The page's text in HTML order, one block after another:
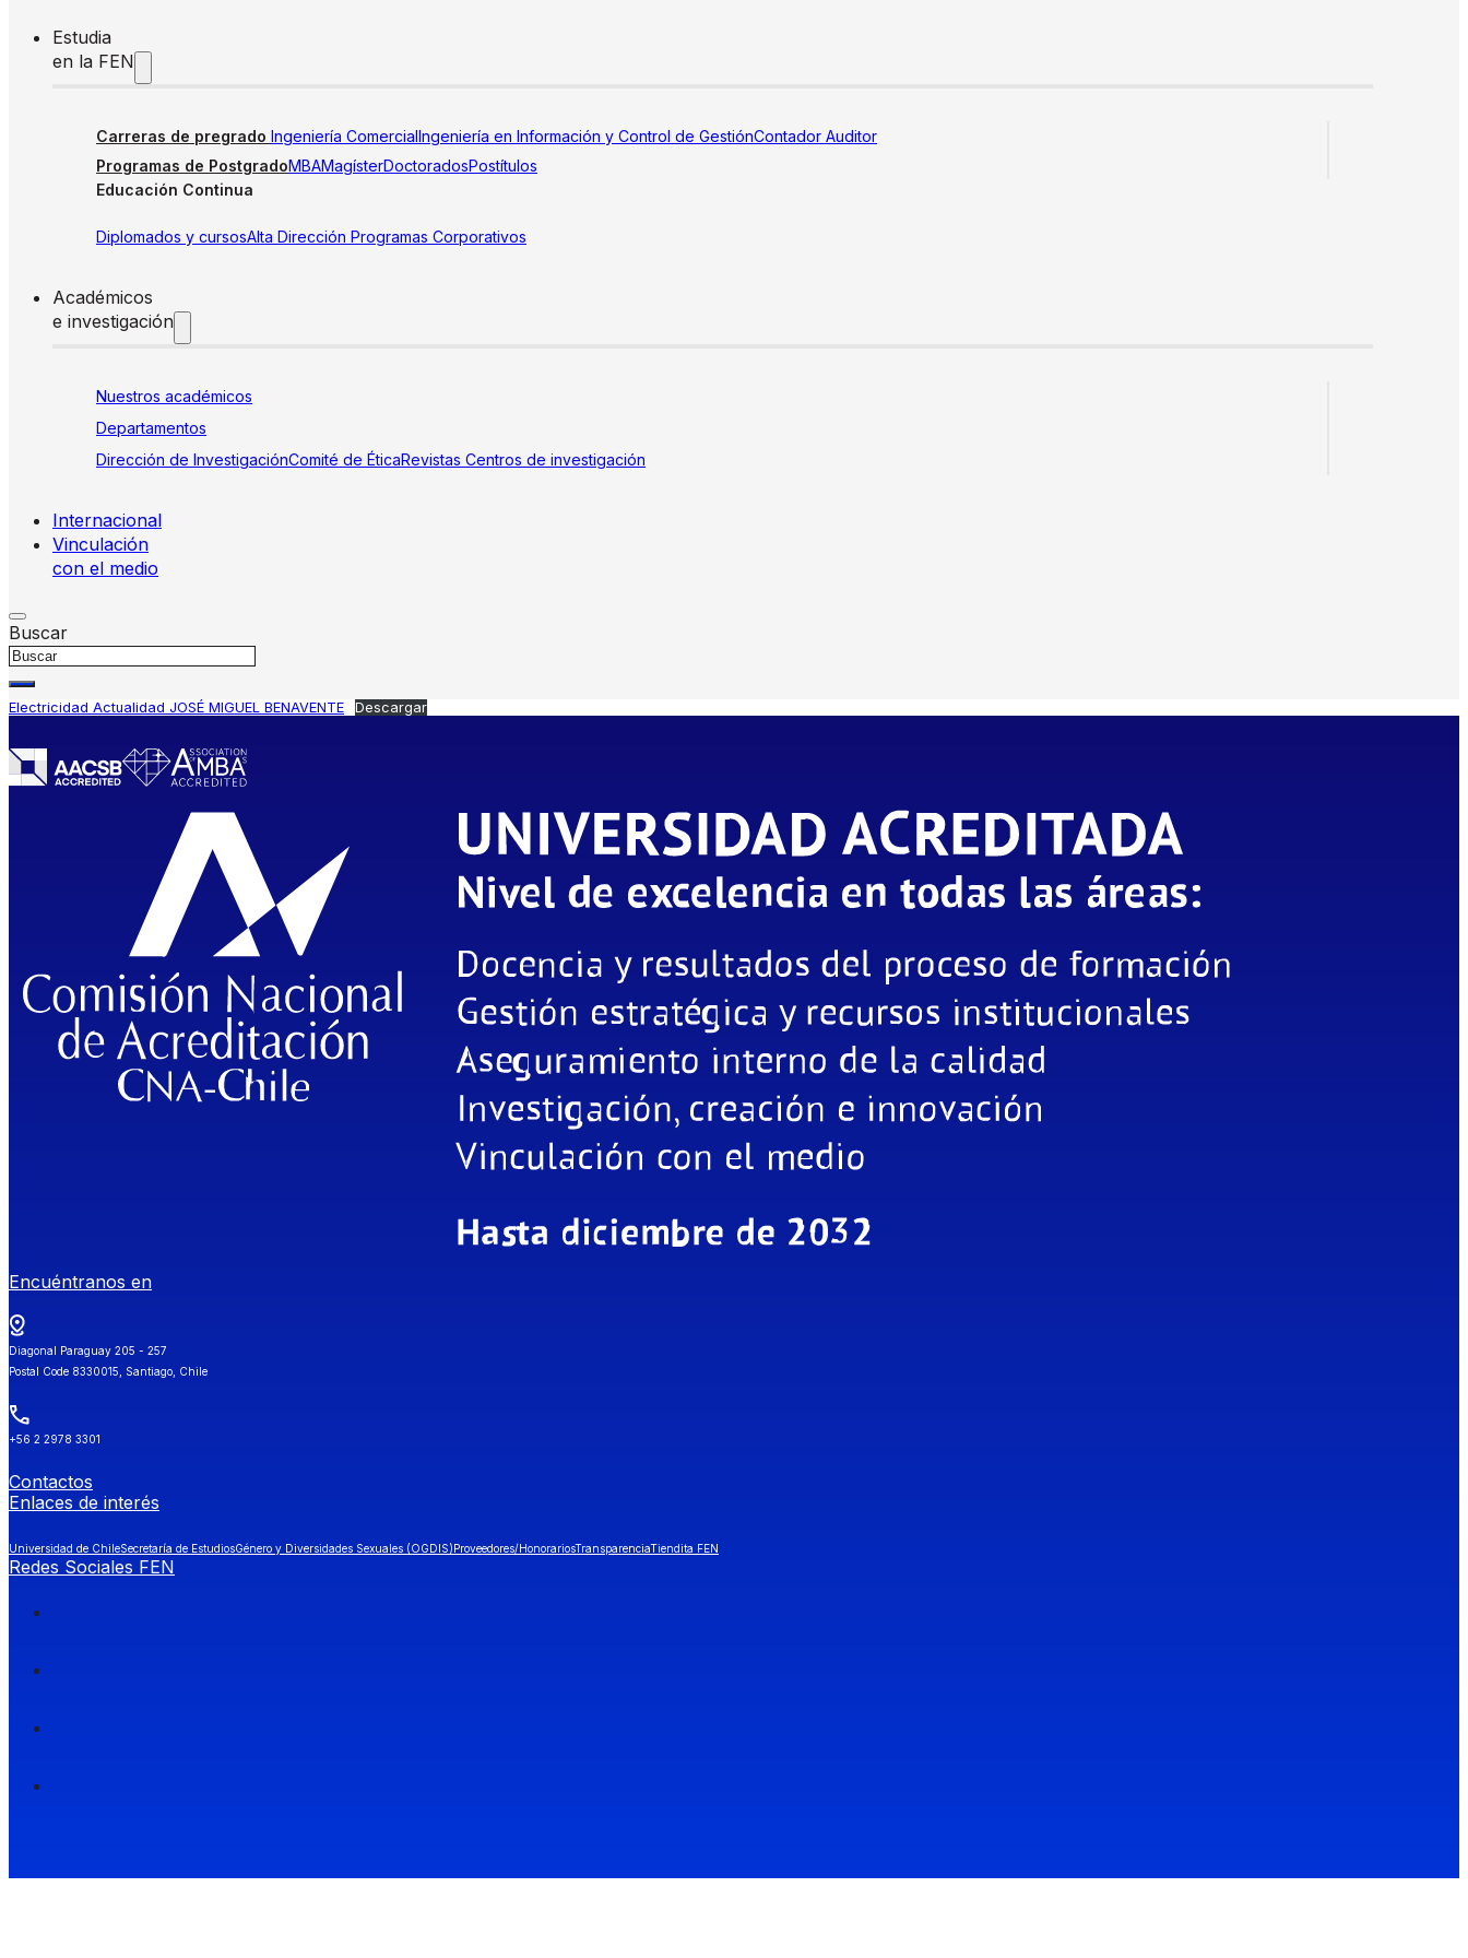
Estudia
en la FEN
Carreras de pregrado Ingeniería ComercialIngeniería en Información y Control de GestiónContador Auditor
Programas de PostgradoMBAMagísterDoctoradosPostítulos
Educación Continua
Diplomados y cursosAlta Dirección Programas Corporativos
Académicos
e investigación
Nuestros académicos
Departamentos
Dirección de InvestigaciónComité de ÉticaRevistas Centros de investigación
Internacional
Vinculación
con el medio
Buscar
Electricidad Actualidad JOSÉ MIGUEL BENAVENTE Descargar
Encuéntranos en
Diagonal Paraguay 205 - 257
Postal Code 8330015, Santiago, Chile
+56 2 2978 3301
Contactos
Enlaces de interés
Universidad de ChileSecretaría de EstudiosGénero y Diversidades Sexuales (OGDIS)Proveedores/HonorariosTransparenciaTiendita FEN
Redes Sociales FEN